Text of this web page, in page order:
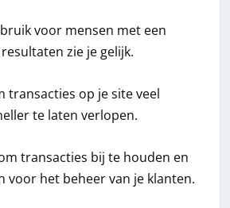
voor mensen met een
zie je gelijk.
transacties op je site veel
te laten verlopen.
transacties bij te houden en
voor het beheer van je klanten.